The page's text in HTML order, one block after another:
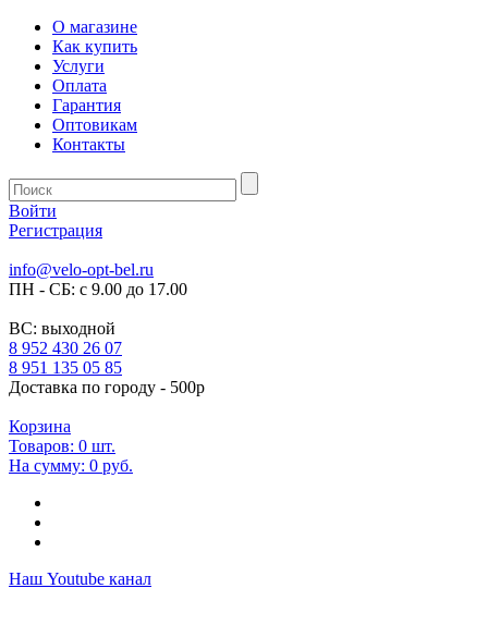
О магазине
Как купить
Услуги
Оплата
Гарантия
Оптовикам
Контакты
Войти
Регистрация
info@velo-opt-bel.ru
ПН - СБ: с 9.00 до 17.00
ВС: выходной
8 952 430 26 07
8 951 135 05 85
Доставка по городу - 500р
Корзина
Товаров: 0 шт.
На сумму: 0 руб.
Наш Youtube канал